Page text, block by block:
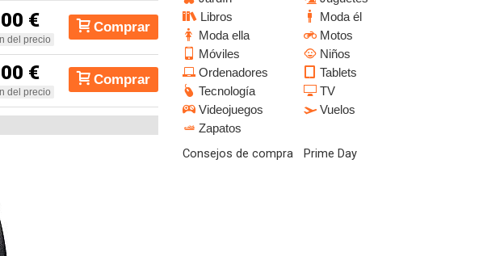
€
del precio
Comprar
€
del precio
Comprar
Libros
Moda él
Moda ella
Motos
Móviles
Niños
Ordenadores
Tablets
Tecnología
TV
Videojuegos
Vuelos
Zapatos
Consejos de compra Prime Day